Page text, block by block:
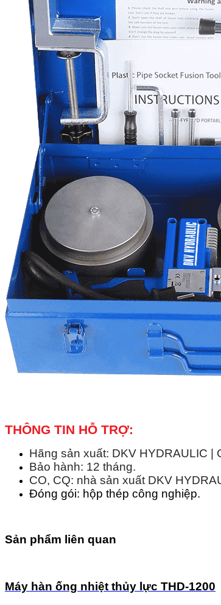
THÔNG TIN HỖ TRỢ:
Hãng sản xuất: DKV HYDRAULIC |
Bảo hành: 12 tháng.
CO, CQ: nhà sản xuất DKV
Đóng gói: hộp thép công nghiệp.
Sản phẩm liên quan
Máy hàn ống nhiệt thủy lực THD-1200